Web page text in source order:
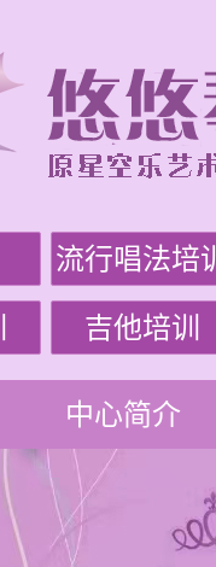
流行唱法培训
吉他培训
中心简介